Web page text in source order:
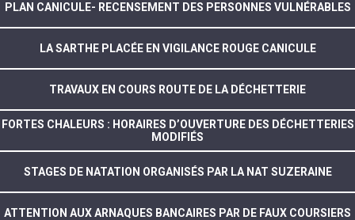
PLAN CANICULE- RECENSEMENT DES PERSONNES VULNÉRABLES
LA SARTHE PLACÉE EN VIGILANCE ROUGE CANICULE
TRAVAUX EN COURS ROUTE DE LA DÉCHETTERIE
FORTES CHALEURS : HORAIRES D’OUVERTURE DES DÉCHETTERIES
MODIFIÉS
STAGES DE NATATION ORGANISÉS PAR LA NAT SUZERAINE
ATTENTION AUX ARNAQUES BANCAIRES PAR DE FAUX COURSIERS